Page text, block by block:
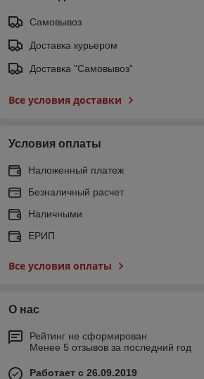
Самовывоз
Доставка курьером
Доставка "Самовывоз"
Все условия доставки
Условия оплаты
Наложенный платеж
Безналичный расчет
Наличными
ЕРИП
Все условия оплаты
О нас
Рейтинг не сформирован
Менее 5 отзывов за последний год
Работает с 26.09.2019